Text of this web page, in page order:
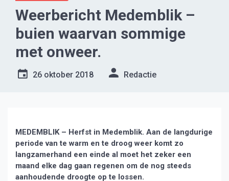
Weerbericht Medemblik –
buien waarvan sommige
met onweer.
26 oktober 2018 Redactie
MEDEMBLIK – Herfst in Medemblik. Aan de langdurige
periode van te warm en te droog weer komt zo
langzamerhand een einde al moet het zeker een
maand elke dag gaan regenen om de nog steeds
aanhoudende droogte op te lossen.